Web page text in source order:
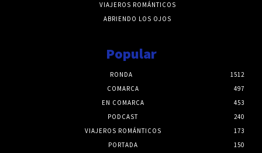
VIAJEROS ROMÁNTICOS
ABRIENDO LOS OJOS
Popular
RONDA
1512
COMARCA
497
EN COMARCA
453
PODCAST
240
VIAJEROS ROMÁNTICOS
173
PORTADA
150